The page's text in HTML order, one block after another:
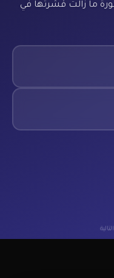
ما زالت قشرتها في